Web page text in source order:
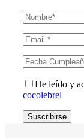
He leído y
cocolebrel
Suscribirse